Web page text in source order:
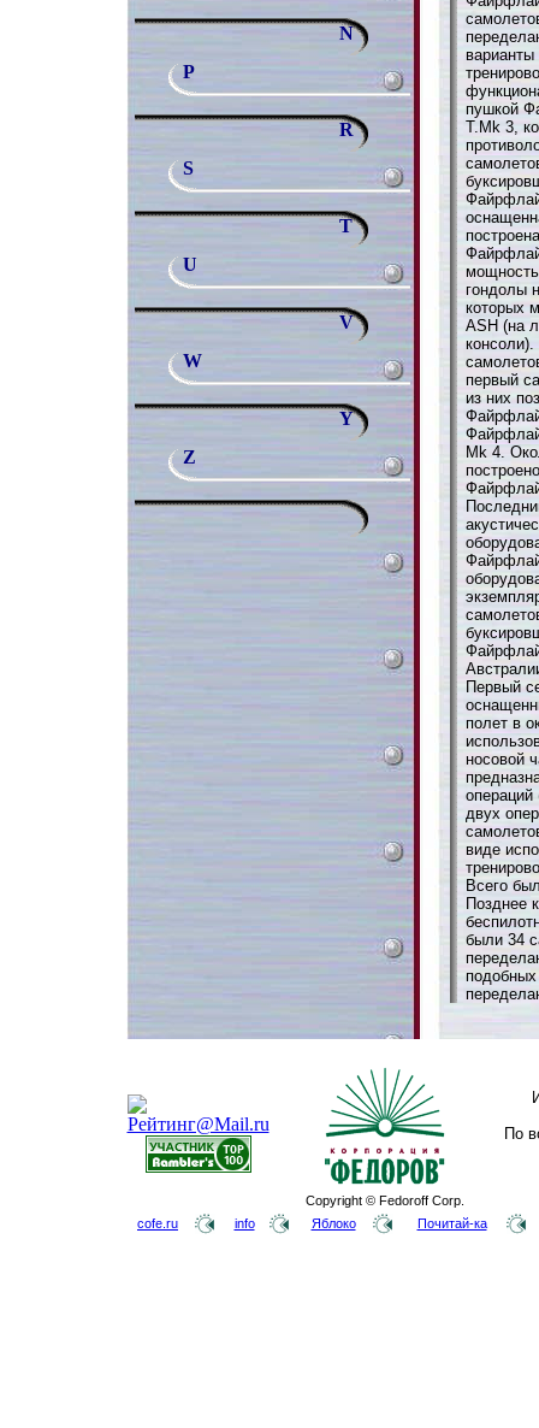
N
P
R
S
T
U
V
W
Y
Z
пушкой
Т.Mk 3,
гондолы
которых
ASH (на
консоли).
первый
из них
Mk 4.
Первый
полет в
носовой
операций
двух
виде
Всего
Позднее
были 34
Copyright © Fedoroff Corp.
По
cofe.ru info Яблоко Почитай-ка